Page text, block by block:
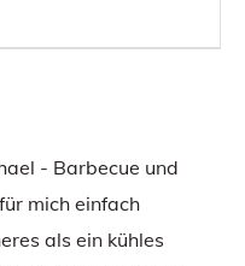
- Barbecue und
mich einfach
als ein kühles